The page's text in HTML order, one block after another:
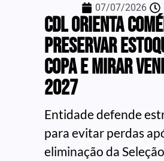
07/07/2026
CDL orienta
preservar
Copa e mirar
2027
Entidade defende
para evitar perdas
eliminação da